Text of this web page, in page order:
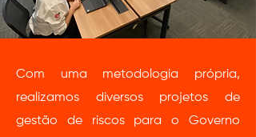
Com uma metodologia própria,
realizamos diversos projetos de
gestão de riscos para o Governo